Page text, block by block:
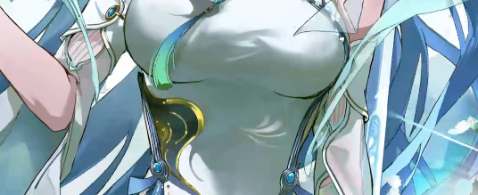
3.根据国家相关要求，本游
部分玩法和道具需要付费。
8周岁以上未满16周岁的未成
过200元人民币；16周岁以
计不得超过400元人民币。
提供1小时游戏服务。
4.游戏中设置了主线、支线
游戏画面，优质的游戏配音以
3.根据国家相关要求，本游
部分玩法和道具需要付费。
8周岁以上未满16周岁的未成
过200元人民币；16周岁以
计不得超过400元人民币。
提供1小时游戏服务。
4.游戏中设置了主线、支线
游戏画面，优质的游戏配音以